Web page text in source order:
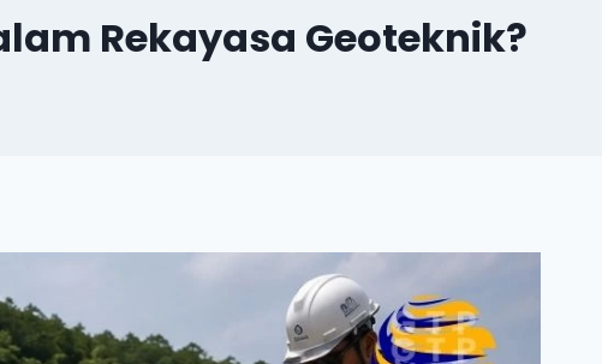
Rekayasa Geoteknik?